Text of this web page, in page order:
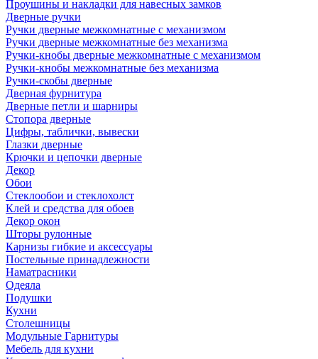
Проушины и накладки для навесных замков
Дверные ручки
Ручки дверные межкомнатные с механизмом
Ручки дверные межкомнатные без механизма
Ручки-кнобы дверные межкомнатные с механизмом
Ручки-кнобы межкомнатные без механизма
Ручки-скобы дверные
Дверная фурнитура
Дверные петли и шарниры
Стопора дверные
Цифры, таблички, вывески
Глазки дверные
Крючки и цепочки дверные
Декор
Обои
Стеклообои и стеклохолст
Клей и средства для обоев
Декор окон
Шторы рулонные
Карнизы гибкие и аксессуары
Постельные принадлежности
Наматрасники
Одеяла
Подушки
Кухни
Столешницы
Модульные Гарнитуры
Мебель для кухни